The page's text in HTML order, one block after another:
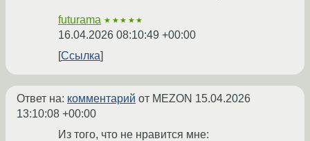
futurama ★★★★★
16.04.2026 08:10:49 +00:00
Ссылка
Ответ на: комментарий от MEZON 15.04.2026
13:10:08 +00:00
Из того, что не нравится мне: